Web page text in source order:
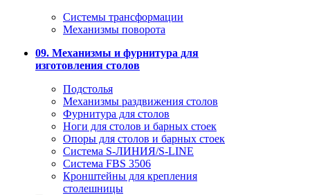
Системы трансформации
Механизмы поворота
09. Механизмы и фурнитура для
изготовления столов
Подстолья
Механизмы раздвижения столов
Фурнитура для столов
Ноги для столов и барных стоек
Опоры для столов и барных стоек
Система S-ЛИНИЯ/S-LINE
Система FBS 3506
Кронштейны для крепления
столешницы